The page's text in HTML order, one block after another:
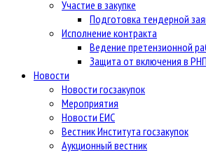
Участие в закупке
Подготовка тендерной
Исполнение контракта
Ведение претензионной
Защита от включения в РНП
Новости
Новости госзакупок
Мероприятия
Новости ЕИС
Вестник Института госзакупок
Аукционный вестник